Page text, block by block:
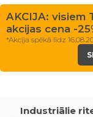
AKCIJA: visiem
akcijas cena -
*Akcija spēkā līdz
Industriālie